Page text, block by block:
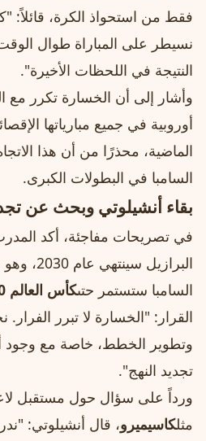
فقط من استحواذ الكرة، قائلاً:
نسيطر على المباراة طوال
النتيجة في اللحظات الأخيرة".
وأشار إلى أن الخسارة تكرر مع
أوروبية في جميع مبارياتها
الماضية، محذرًا من أن هذا
السامبا في البطولات الكبرى.
بقاء أنشيلوتي وبحث عن
في تصريحات مفاجئة، أكد
البرازيل
السامبا ستستمر حتىكأس العالم 2030
القرار: "الخسارة لا تبرر الفرار.
وتطوير الخطط، خاصة مع وجود
تجديد النهج".
ورداً على سؤال حول مستقبل
مثلكاسيميرو، قال أنشيلوتي: